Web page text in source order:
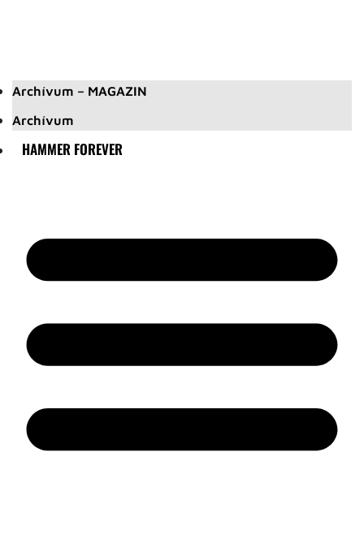
Archívum – MAGAZIN
Archívum
HAMMER FOREVER